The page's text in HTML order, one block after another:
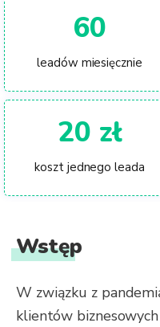
60
leadów miesięcznie
20 zł
koszt jednego leada
Wstęp
W związku z
klientów